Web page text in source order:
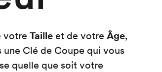
votre Taille et de votre Âge,
Clé de Coupe qui vous
quelle que soit votre